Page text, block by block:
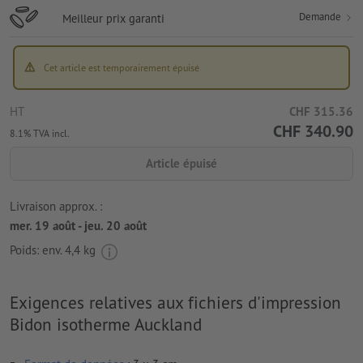
Meilleur prix garanti Demande
Cet article est temporairement épuisé
HT CHF 315.36
8.1% TVA incl. CHF 340.90
Article épuisé
Livraison approx. :
mer. 19 août - jeu. 20 août
Poids: env. 4,4 kg
Exigences relatives aux fichiers d'impression
Bidon isotherme Auckland